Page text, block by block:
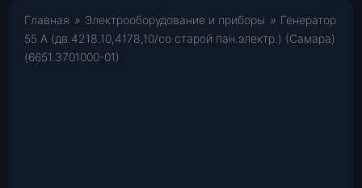
Главная » Электрооборудование и приборы » Генератор
55 А (дв.4218.10,4178,10/со старой пан.электр.) (Самара)
(6651.3701000-01)